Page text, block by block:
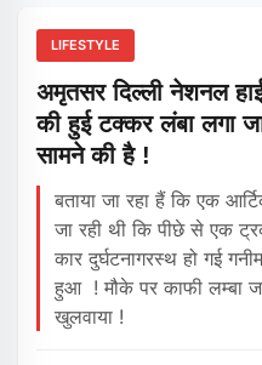
LIFESTYLE
अमृतसर दिल्ली नेशनल
की हुई टक्कर लंबा लगा
सामने की है !
बताया जा रहा हैं कि एक
जा रही थी कि पीछे से एक
कार दुर्घटनागरस्थ हो गई
हुआ ! मौके पर काफी लम्बा
खुलवाया !